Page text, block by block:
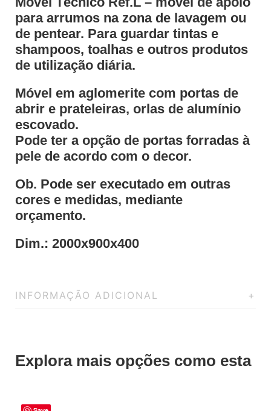
para arrumos na zona de lavagem ou
de pentear. Para guardar tintas e
shampoos, toalhas e outros produtos
de utilização diária.
Móvel em aglomerite com portas de
abrir e prateleiras, orlas de alumínio
escovado.
Pode ter a opção de portas forradas à
pele de acordo com o decor.
Ob. Pode ser executado em outras
cores e medidas, mediante
orçamento.
Dim.: 2000x900x400
INFORMAÇÃO ADICIONAL
Explora mais opções como esta